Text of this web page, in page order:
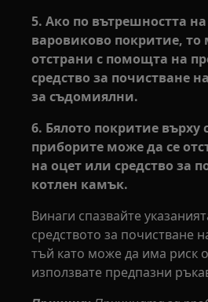
5. Ако по вътрешността
варовиково покритие, то
отстрани с помощта на
средство за почистване
за съдомиялни.
6. Бялото покритие върху
приборите може да се
на оцет или средство за
котлен камък.
Винаги спазвайте
средството за почистване
тъй като може да има риск
използвате предпазни